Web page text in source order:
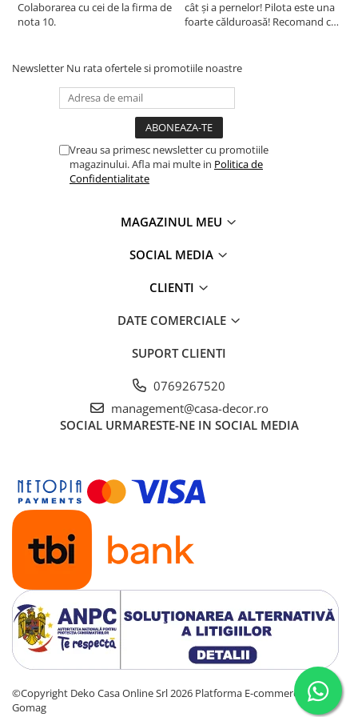
Colaborarea cu cei de la firma de
nota 10.
cât și a pernelor! Pilota este una
foarte călduroasă! Recomand cu
Newsletter Nu rata ofertele si promotiile noastre
Vreau sa primesc newsletter cu promotiile
magazinului. Afla mai multe in Politica de
Confidentialitate
MAGAZINUL MEU
SOCIAL MEDIA
CLIENTI
DATE COMERCIALE
SUPORT CLIENTI
0769267520
management@casa-decor.ro
SOCIAL URMARESTE-NE IN SOCIAL MEDIA
©Copyright Deko Casa Online Srl 2026 Platforma E-commerce by
Gomag